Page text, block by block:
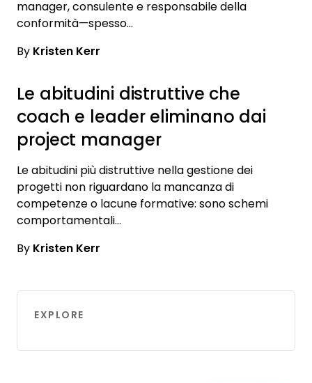
manager, consulente e responsabile della
conformità—spesso…
By Kristen Kerr
Le abitudini distruttive che
coach e leader eliminano dai
project manager
Le abitudini più distruttive nella gestione dei
progetti non riguardano la mancanza di
competenze o lacune formative: sono schemi
comportamentali…
By Kristen Kerr
EXPLORE